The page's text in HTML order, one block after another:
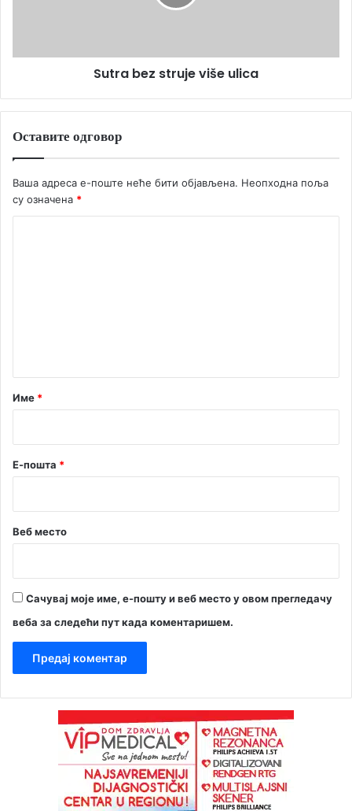
Sutra bez struje više ulica
Оставите одговор
Ваша адреса е-поште неће бити објављена. Неопходна поља
су означена *
р
Име *
Е-пошта *
Веб место
Сачувај моје име, е-пошту и веб место у овом прегледачу
веба за следећи пут када коментаришем.